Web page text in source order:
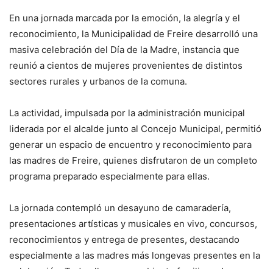
En una jornada marcada por la emoción, la alegría y el
reconocimiento, la Municipalidad de Freire desarrolló una
masiva celebración del Día de la Madre, instancia que
reunió a cientos de mujeres provenientes de distintos
sectores rurales y urbanos de la comuna.
La actividad, impulsada por la administración municipal
liderada por el alcalde junto al Concejo Municipal, permitió
generar un espacio de encuentro y reconocimiento para
las madres de Freire, quienes disfrutaron de un completo
programa preparado especialmente para ellas.
La jornada contempló un desayuno de camaradería,
presentaciones artísticas y musicales en vivo, concursos,
reconocimientos y entrega de presentes, destacando
especialmente a las madres más longevas presentes en la